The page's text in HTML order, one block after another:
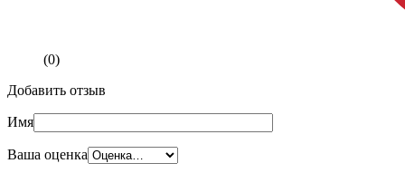
(0)
Добавить отзыв
Имя
Ваша оценка